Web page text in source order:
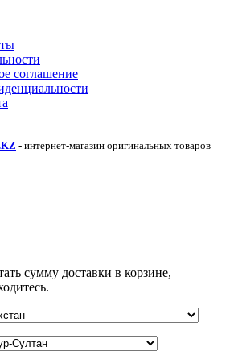
соглашение
- интернет-магазин оригинальных товаров
сумму доставки в корзине,